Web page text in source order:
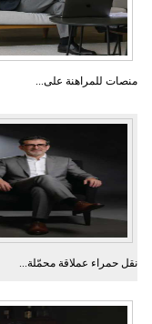
منصات للمراهنة على...
نقل حمراء عملاقة محمّلة...